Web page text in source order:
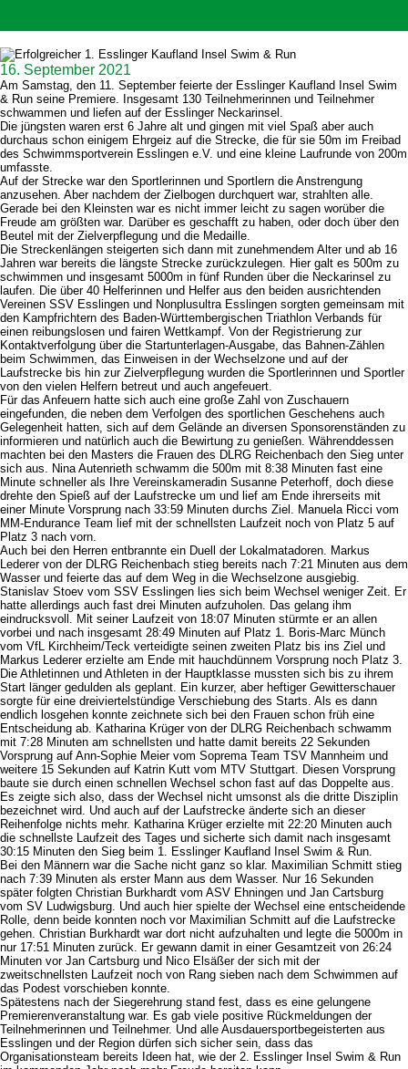
16. September 2021
Am Samstag, den 11. September feierte der Esslinger Kaufland Insel Swim
& Run seine Premiere. Insgesamt 130 Teilnehmerinnen und Teilnehmer
schwammen und liefen auf der Esslinger Neckarinsel.
Die jüngsten waren erst 6 Jahre alt und gingen mit viel Spaß aber auch
durchaus schon einigem Ehrgeiz auf die Strecke, die für sie 50m im Freibad
des Schwimmsportverein Esslingen e.V. und eine kleine Laufrunde von 200m
umfasste.
Auf der Strecke war den Sportlerinnen und Sportlern die Anstrengung
anzusehen. Aber nachdem der Zielbogen durchquert war, strahlten alle.
Gerade bei den Kleinsten war es nicht immer leicht zu sagen worüber die
Freude am größten war. Darüber es geschafft zu haben, oder doch über den
Beutel mit der Zielverpflegung und die Medaille.
Die Streckenlängen steigerten sich dann mit zunehmendem Alter und ab 16
Jahren war bereits die längste Strecke zurückzulegen. Hier galt es 500m zu
schwimmen und insgesamt 5000m in fünf Runden über die Neckarinsel zu
laufen. Die über 40 Helferinnen und Helfer aus den beiden ausrichtenden
Vereinen SSV Esslingen und Nonplusultra Esslingen sorgten gemeinsam mit
den Kampfrichtern des Baden-Württembergischen Triathlon Verbands für
einen reibungslosen und fairen Wettkampf. Von der Registrierung zur
Kontaktverfolgung über die Startunterlagen-Ausgabe, das Bahnen-Zählen
beim Schwimmen, das Einweisen in der Wechselzone und auf der
Laufstrecke bis hin zur Zielverpflegung wurden die Sportlerinnen und Sportler
von den vielen Helfern betreut und auch angefeuert.
Für das Anfeuern hatte sich auch eine große Zahl von Zuschauern
eingefunden, die neben dem Verfolgen des sportlichen Geschehens auch
Gelegenheit hatten, sich auf dem Gelände an diversen Sponsorenständen zu
informieren und natürlich auch die Bewirtung zu genießen. Währenddessen
machten bei den Masters die Frauen des DLRG Reichenbach den Sieg unter
sich aus. Nina Autenrieth schwamm die 500m mit 8:38 Minuten fast eine
Minute schneller als Ihre Vereinskameradin Susanne Peterhoff, doch diese
drehte den Spieß auf der Laufstrecke um und lief am Ende ihrerseits mit
einer Minute Vorsprung nach 33:59 Minuten durchs Ziel. Manuela Ricci vom
MM-Endurance Team lief mit der schnellsten Laufzeit noch von Platz 5 auf
Platz 3 nach vorn.
Auch bei den Herren entbrannte ein Duell der Lokalmatadoren. Markus
Lederer von der DLRG Reichenbach stieg bereits nach 7:21 Minuten aus dem
Wasser und feierte das auf dem Weg in die Wechselzone ausgiebig.
Stanislav Stoev vom SSV Esslingen lies sich beim Wechsel weniger Zeit. Er
hatte allerdings auch fast drei Minuten aufzuholen. Das gelang ihm
eindrucksvoll. Mit seiner Laufzeit von 18:07 Minuten stürmte er an allen
vorbei und nach insgesamt 28:49 Minuten auf Platz 1. Boris-Marc Münch
vom VfL Kirchheim/Teck verteidigte seinen zweiten Platz bis ins Ziel und
Markus Lederer erzielte am Ende mit hauchdünnem Vorsprung noch Platz 3.
Die Athletinnen und Athleten in der Hauptklasse mussten sich bis zu ihrem
Start länger gedulden als geplant. Ein kurzer, aber heftiger Gewitterschauer
sorgte für eine dreiviertelstündige Verschiebung des Starts. Als es dann
endlich losgehen konnte zeichnete sich bei den Frauen schon früh eine
Entscheidung ab. Katharina Krüger von der DLRG Reichenbach schwamm
mit 7:28 Minuten am schnellsten und hatte damit bereits 22 Sekunden
Vorsprung auf Ann-Sophie Meier vom Soprema Team TSV Mannheim und
weitere 15 Sekunden auf Katrin Kutt vom MTV Stuttgart. Diesen Vorsprung
baute sie durch einen schnellen Wechsel schon fast auf das Doppelte aus.
Es zeigte sich also, dass der Wechsel nicht umsonst als die dritte Disziplin
bezeichnet wird. Und auch auf der Laufstrecke änderte sich an dieser
Reihenfolge nichts mehr. Katharina Krüger erzielte mit 22:20 Minuten auch
die schnellste Laufzeit des Tages und sicherte sich damit nach insgesamt
30:15 Minuten den Sieg beim 1. Esslinger Kaufland Insel Swim & Run.
Bei den Männern war die Sache nicht ganz so klar. Maximilian Schmitt stieg
nach 7:39 Minuten als erster Mann aus dem Wasser. Nur 16 Sekunden
später folgten Christian Burkhardt vom ASV Ehningen und Jan Cartsburg
vom SV Ludwigsburg. Und auch hier spielte der Wechsel eine entscheidende
Rolle, denn beide konnten noch vor Maximilian Schmitt auf die Laufstrecke
gehen. Christian Burkhardt war dort nicht aufzuhalten und legte die 5000m in
nur 17:51 Minuten zurück. Er gewann damit in einer Gesamtzeit von 26:24
Minuten vor Jan Cartsburg und Nico Elsäßer der sich mit der
zweitschnellsten Laufzeit noch von Rang sieben nach dem Schwimmen auf
das Podest vorschieben konnte.
Spätestens nach der Siegerehrung stand fest, dass es eine gelungene
Premierenveranstaltung war. Es gab viele positive Rückmeldungen der
Teilnehmerinnen und Teilnehmer. Und alle Ausdauersportbegeisterten aus
Esslingen und der Region dürfen sich sicher sein, dass das
Organisationsteam bereits Ideen hat, wie der 2. Esslinger Insel Swim & Run